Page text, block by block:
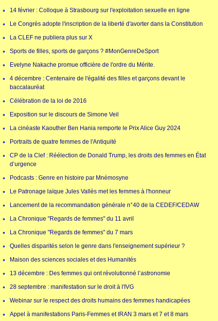
14 février : Colloque à Strasbourg sur l'exploitation sexuelle en ligne
Le Congrès adopte l'inscription de la liberté d'avorter dans la Constitution
La CLEF ne publiera plus sur X
Sports de filles, sports de garçons ? #MonGenreDeSport
Evelyne Nakache promue officière de l'ordre du Mérite.
4 décembre : Centenaire de l'égalité des filles et garçons devant le
baccalauréat
Célébration de la loi de 2016
Exposition sur le discours de Simone Veil
La cinéaste Kaouther Ben Hania remporte le Prix Alice Guy 2024
Portraits de quatre femmes de l'Antiquité
CP de la Clef : Réélection de Donald Trump, les droits des femmes en État
d’urgence
Podcasts : Genre en histoire par Mnémosyne
Le Patronage laïque Jules Vallès met les femmes à l'honneur
Lancement de la recommandation générale n°40 de la CEDEF/CEDAW
La Chronique "Regards de femmes" du 11 avril
La Chronique "Regards de femmes" du 7 mars
Quelles disparités selon le genre dans l'enseignement supérieur ?
Maison des sciences sociales et des Humanités
13 décembre : Des femmes qui ont révolutionné l’astronomie
28 septembre : manifestation sur le droit à l'IVG
Webinar sur le respect des droits humains des femmes handicapées
Appel à manifestations Paris-Femmes et IRAN 3 mars et 7 et 8 mars